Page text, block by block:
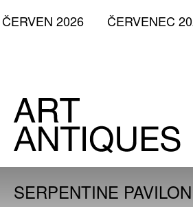
ČERVENEC
ČERVEN 2026
SERPENTINE PAVILON